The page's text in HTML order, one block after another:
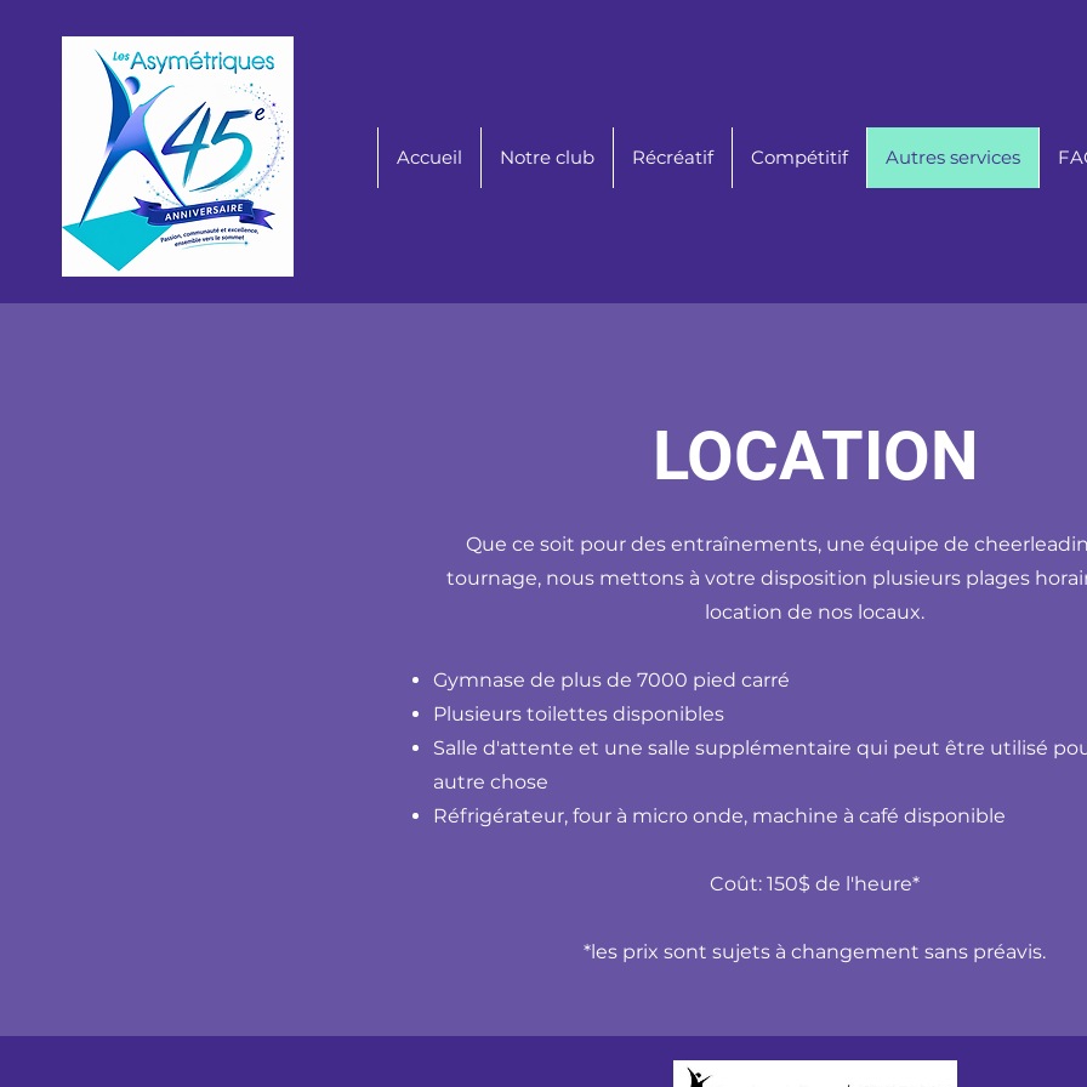
Accueil Notre club Récréatif Compétitif Autres services
LOCATION
Que ce soit pour des entraînements, une équipe de
tournage, nous mettons à votre disposition plusieurs plages
location de nos locaux.
Gymnase de plus de 7000 pied carré
Plusieurs toilettes disponibles
Salle d'attente et une salle supplémentaire qui peut être utilisé
autre chose
Réfrigérateur, four à micro onde, machine à café disponible
Coût: 150$ de l'heure*
*les prix sont sujets à changement sans préavis.